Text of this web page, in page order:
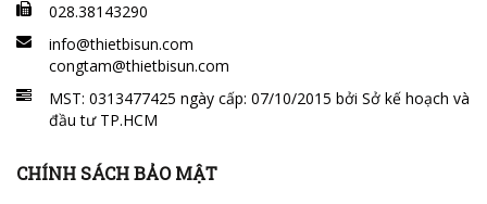
028.38143290
info@thietbisun.com
congtam@thietbisun.com
MST: 0313477425 ngày cấp: 07/10/2015 bởi Sở kế hoạch và
đầu tư TP.HCM
CHÍNH SÁCH BẢO MẬT